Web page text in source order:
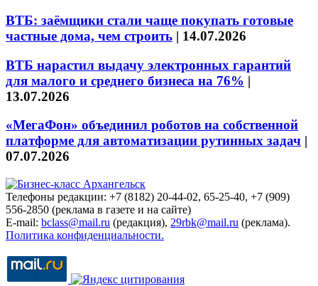
ВТБ: заёмщики стали чаще покупать готовые
частные дома, чем строить | 14.07.2026
ВТБ нарастил выдачу электронных гарантий
для малого и среднего бизнеса на 76% |
13.07.2026
«МегаФон» объединил роботов на собственной
платформе для автоматизации рутинных задач |
07.07.2026
Телефоны редакции: +7 (8182) 20-44-02, 65-25-40, +7 (909)
556-2850 (реклама в газете и на сайте)
E-mail: bclass@mail.ru (редакция), 29rbk@mail.ru (реклама).
Политика конфиденциальности.